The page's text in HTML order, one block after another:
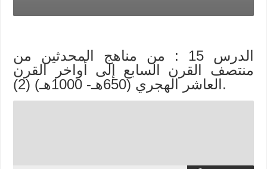
الدرس 15 : من مناهج المحدثين من
منتصف القرن السابع إلى أواخر القرن
العاشر الهجري (650هـ- 1000هـ) (2).